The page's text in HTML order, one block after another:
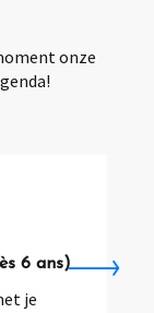
62
onze
6 ans)
je